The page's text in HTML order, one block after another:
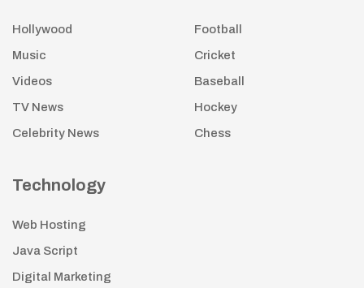
Hollywood
Music
Videos
TV News
Celebrity News
Football
Cricket
Baseball
Hockey
Chess
Technology
Web Hosting
Java Script
Digital Marketing